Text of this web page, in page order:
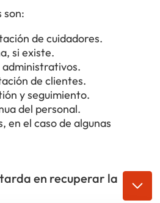
son:
de cuidadores.
si existe.
administrativos.
de clientes.
y seguimiento.
del personal.
en el caso de algunas
en recuperar la